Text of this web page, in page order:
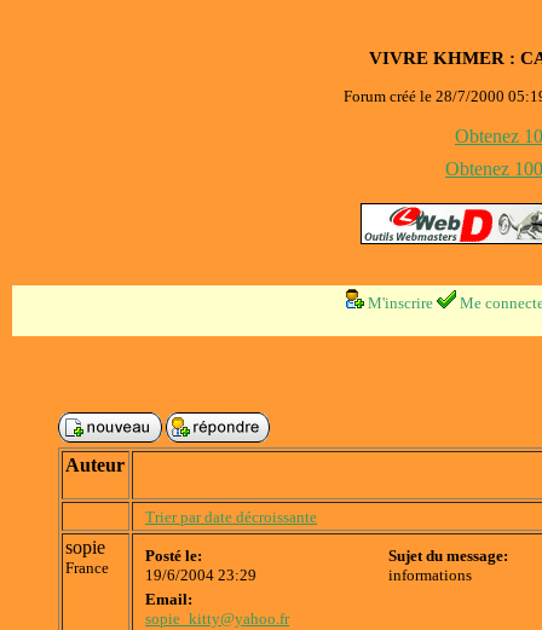
VIVRE KHMER :
Forum créé le 28/7/2000
Obtenez
Obtenez
M'inscrire Me
Auteur
Trier par date décroissante
sopie
France
Posté le:
19/6/2004 23:29
Sujet du message:
informations
Email:
sopie_kitty@yahoo.fr